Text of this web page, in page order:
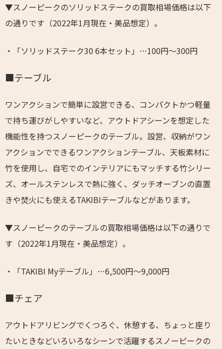
▼スノーピークのソリッドステークの買取相場価格は以下
の通りです（2022年1月現在・美品想定）。
・「ソリッドステーク30 6本セット」…100円～300円
■テーブル
ワンアクションで簡単に設営できる、コンパクトかつ軽量
で持ち運びがしやすいなど、アウトドアシーンを想定した
機能性を持つスノーピークのテーブル。設営、収納がワン
アクションでできるワンアクションテーブル、天板素材に
竹を使用し、自宅でのインテリアにもマッチする竹シリー
ズ、オールステンレスで熱に強く、ダッチオーブンの直置
きや焚火にも使えるTAKIBIテーブルなどがあります。
▼スノーピークのテーブルの買取相場価格は以下の通りで
す（2022年1月現在・美品想定）。
・「TAKIBI Myテーブル」…6,500円～9,000円
■チェア
アウトドアリビングでくつろぐ、休憩する、ちょっと座り
たいときなどいろいろなシーンで活躍するスノーピークの